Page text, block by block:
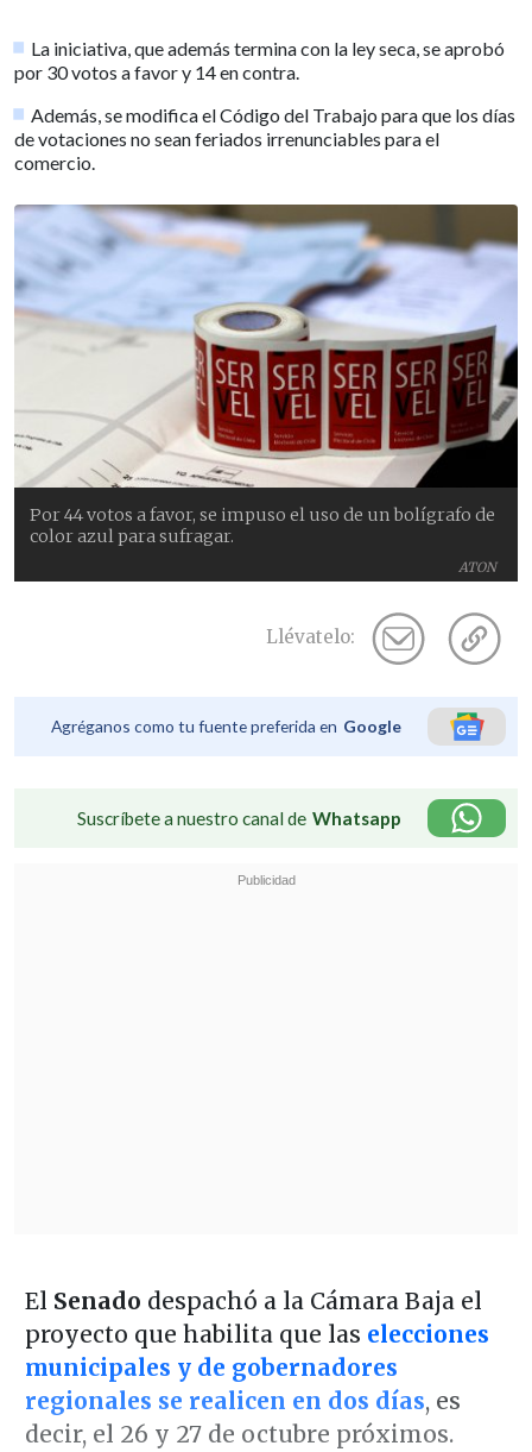
La iniciativa, que además termina con la ley seca, se aprobó
por 30 votos a favor y 14 en contra.
Además, se modifica el Código del Trabajo para que los días
de votaciones no sean feriados irrenunciables para el
comercio.
ATON
Por 44 votos a favor, se impuso el uso de un bolígrafo de
color azul para sufragar.
Llévatelo:
Agréganos como tu fuente preferida en Google
Suscríbete a nuestro canal de Whatsapp
El Senado despachó a la Cámara Baja el
proyecto que habilita que las elecciones
municipales y de gobernadores
regionales se realicen en dos días, es
decir, el 26 y 27 de octubre próximos.